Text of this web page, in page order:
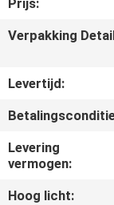
ONS
NIEUWS
Prijs:
Verpakking
Levertijd:
Levering
vermogen:
Hoog licht: